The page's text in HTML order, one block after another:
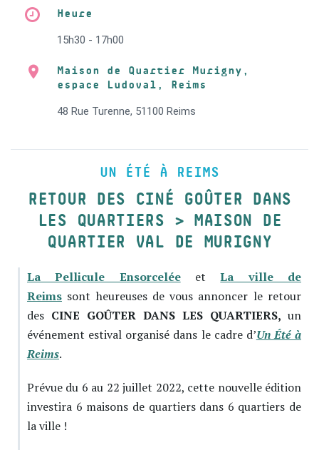
Heure
15h30 - 17h00
Maison de Quartier Murigny,
espace Ludoval, Reims
48 Rue Turenne, 51100 Reims
UN ÉTÉ À REIMS
RETOUR DES CINÉ GOÛTER DANS
LES QUARTIERS > MAISON DE
QUARTIER VAL DE MURIGNY
La Pellicule Ensorcelée etLa ville de
Reims sont heureuses de vous annoncer le retour
des CINE GOÛTER DANS LES QUARTIERS, un
événement estival organisé dans le cadre d’Un Été à
Reims.
Prévue du 6 au 22 juillet 2022, cette nouvelle édition
investira 6 maisons de quartiers dans 6 quartiers de
la ville !